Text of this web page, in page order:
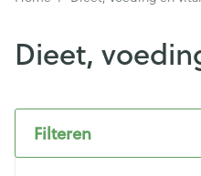
Dieet,
Filteren